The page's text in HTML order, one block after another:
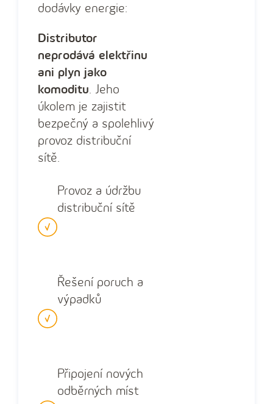
dodávky energie:
Distributor
neprodává elektřinu
ani plyn jako
komoditu. Jeho
úkolem je zajistit
bezpečný a spolehlivý
provoz distribuční
sítě.
Provoz a údržbu
distribuční sítě
Řešení poruch a
výpadků
Připojení nových
odběrných míst